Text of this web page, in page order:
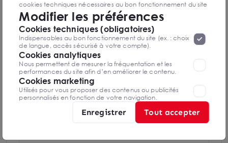
0698432888
Mettre en favoris
Nom Prénom
Email
cookies techniques nécessaires au bon fonctionnement du site
seront déposés. Pour plus d’informations, vous pouvez consulter
«Protection des données à caractère
personnel ».Lorsque vous naviguez sur notre site internet, il
peut être amenée à déposer des cookies. Vous avez la
possibilité de désactiver les cookies, ces réglages ne seront
valables que sur le navigateur que vous utilisez actuellement
Modifier les préférences
Cookies techniques (obligatoires)
Indispensables au bon fonctionnement du site (ex. : choix
de langue, accès sécurisé à votre compte).
Cookies analytiques
Nous permettent de mesurer la fréquentation et les
performances du site afin d’en améliorer le contenu.
Cookies marketing
Utilisés pour vous proposer des contenus ou publicités
personnalisés en fonction de votre navigation.
Enregistrer Tout accepter